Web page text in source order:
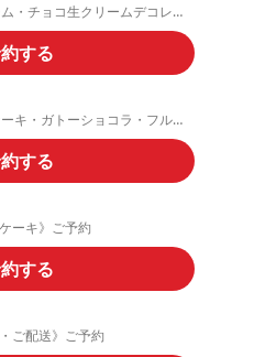
《ホールケーキ・生クリーム・チョコ生クリームデコレーション》ご予約フォーム
する
《ホールケーキ・チーズケーキ・ガトーショコラ・フルーツタルト》ご予約
する
ーキ》ご予約
する
ご配送》ご予約